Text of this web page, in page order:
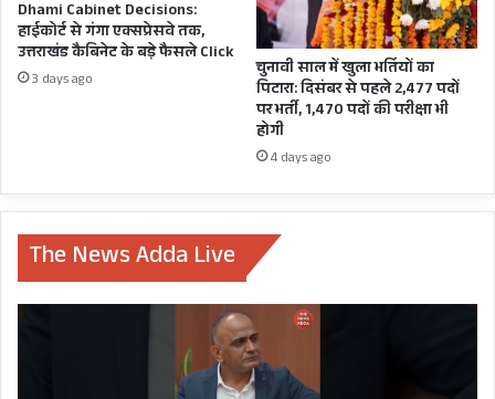
उत्तराखंड में फ़िल्म शूटिंग को लेकर अपने विचार व्यक्त
करेंगे।
53rd IFFI 2022 GOA NEWS
UTTARAKHAND
UTTARAKHAND MOST FILM FRIENDLY STATE
Dhami Cabinet Decisions:
हाईकोर्ट से गंगा एक्सप्रेसवे तक,
उत्तराखंड कैबिनेट के बड़े फैसले Click
3 days ago चुनावी साल में खुला भर्तियों का
पिटारा: दिसंबर से पहले 2,477 पदों
पर भर्ती, 1,470 पदों की परीक्षा भी
होगी
4 days ago
The News Adda Live